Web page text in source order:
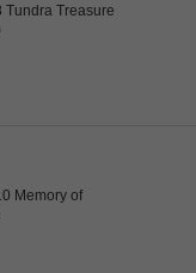
Tundra Treasure
Memory of